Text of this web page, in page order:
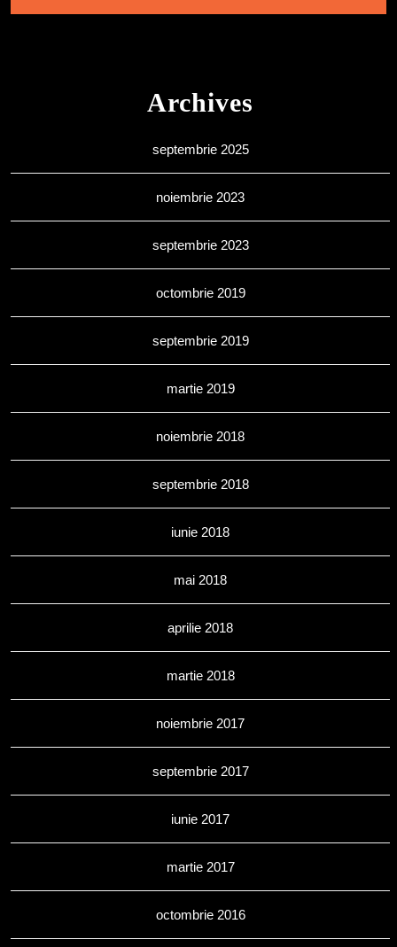
Archives
septembrie 2025
noiembrie 2023
septembrie 2023
octombrie 2019
septembrie 2019
martie 2019
noiembrie 2018
septembrie 2018
iunie 2018
mai 2018
aprilie 2018
martie 2018
noiembrie 2017
septembrie 2017
iunie 2017
martie 2017
octombrie 2016